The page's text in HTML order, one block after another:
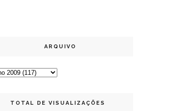
ARQUIVO
TOTAL DE VISUALIZAÇÕES